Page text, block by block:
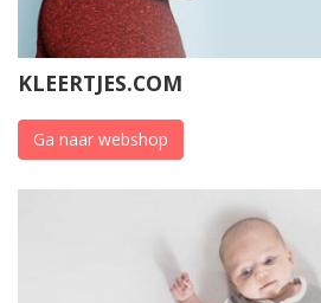
KLEERTJES.COM
Ga naar webshop